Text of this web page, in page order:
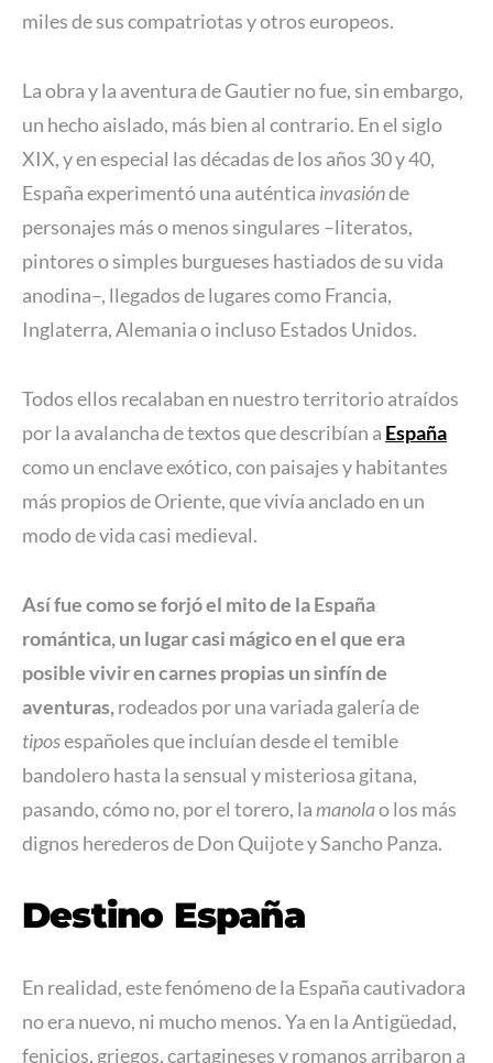
miles de sus compatriotas y otros europeos.
La obra y la aventura de Gautier no fue, sin embargo,
un hecho aislado, más bien al contrario. En el siglo
XIX, y en especial las décadas de los años 30 y 40,
España experimentó una auténtica invasiónde
personajes más o menos singulares –literatos,
pintores o simples burgueses hastiados de su vida
anodina–, llegados de lugares como Francia,
Inglaterra, Alemania o incluso Estados Unidos.
Todos ellos recalaban en nuestro territorio atraídos
por la avalancha de textos que describían a España
como un enclave exótico, con paisajes y habitantes
más propios de Oriente, que vivía anclado en un
modo de vida casi medieval.
Así fue como se forjó el mito de la España
romántica, un lugar casi mágicoen el que era
posible vivir en carnes propias un sinfín de
aventuras, rodeados por una variada galería de
tiposespañoles que incluían desde el temible
bandolero hasta la sensual y misteriosa gitana,
pasando, cómo no, por el torero, la manolao los más
dignos herederos de Don Quijote y Sancho Panza.
Destino España
En realidad, este fenómeno de la España cautivadora
no era nuevo, ni mucho menos. Ya en la Antigüedad,
fenicios, griegos, cartagineses y romanos arribaron a